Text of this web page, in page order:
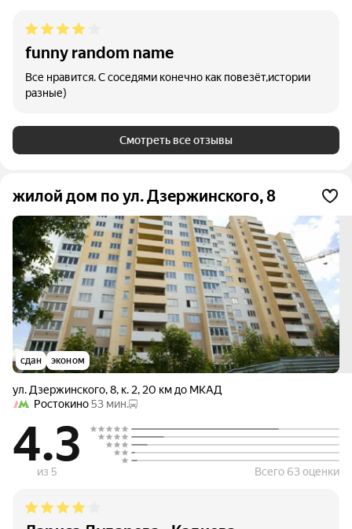
funny random name
Все нравится. С соседями конечно как повезёт,истории
разные)
Смотреть все отзывы
жилой дом по ул. Дзержинского, 8
сдан эконом
ул. Дзержинского,8, к. 2, 20 км до МКАД
Ростокино53 мин.
4.3
из 5 Всего 63 оценки